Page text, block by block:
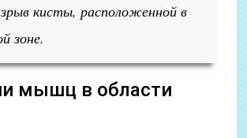
кисты, расположенной в
зоне.
мышц в области